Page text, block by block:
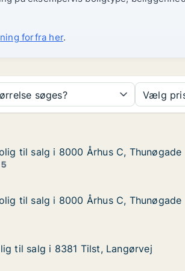
forfra her.
søges? Vælg
8000 Århus C, Thunøgade
til salg i 8000 Århus C, Thunøgade
til salg i 8000 Århus C, Thunøgade
8000 Århus C, Thunøgade
til salg i 8000 Århus C, Thunøgade
til salg i 8000 Århus C, Thunøgade
8381 Tilst, Langørvej
til salg i 8381 Tilst, Langørvej
til salg i 8381 Tilst, Langørvej